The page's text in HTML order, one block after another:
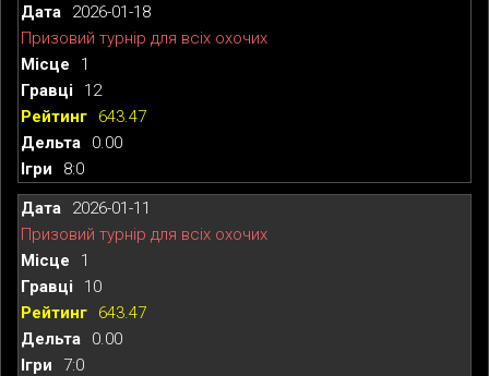
2026-01-18
Призовий турнір для всіх охочих
1
12
643.47
0.00
8:0
2026-01-11
Призовий турнір для всіх охочих
1
10
643.47
0.00
7:0